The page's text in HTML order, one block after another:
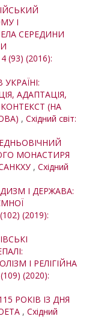
І
СЕРЕДИНИ
(93) (2016):
АДАПТАЦІЯ,
(НА
, Східний світ:
МОНАСТИРЯ
, Східний
І ДЕРЖАВА:
(2019):
І РЕЛІГІЙНА
(2020):
РОКІВ ІЗ ДНЯ
, Східний